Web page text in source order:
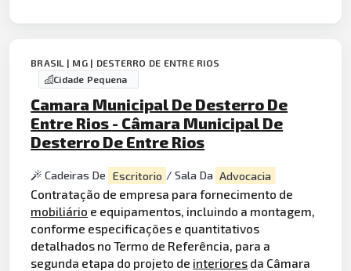
BRASIL | MG | DESTERRO DE ENTRE RIOS
Cidade Pequena
Camara Municipal De Desterro De
Entre Rios - Câmara Municipal De
Desterro De Entre Rios
Cadeiras De Escritorio / Sala Da Advocacia
Contratação de empresa para fornecimento de
mobiliário e equipamentos, incluindo a montagem,
conforme especificações e quantitativos
detalhados no Termo de Referência, para a
segunda etapa do projeto de interiores da Câmara